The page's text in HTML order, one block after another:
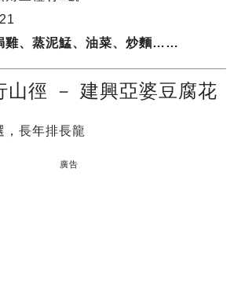
雞、蒸泥鯭、油菜、炒麵……
山徑 － 建興亞婆豆腐花
，長年排長龍
廣告